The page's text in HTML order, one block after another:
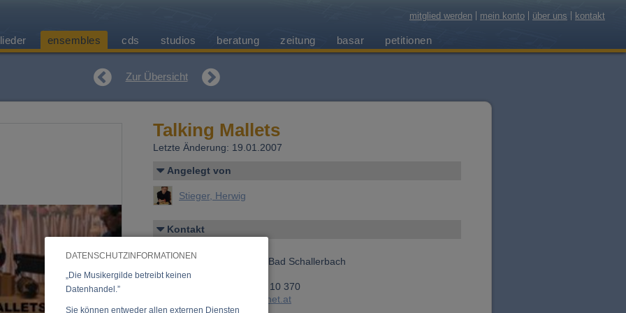
DATENSCHUTZINFORMATIONEN
„Die Musikergilde betreibt keinen
Datenhandel.”
Sie können entweder allen externen Diensten
mitglied werden mein konto über uns kontakt
ensembles cds studios beratung zeitung basar petitionen
Zur Übersicht
Talking Mallets
Letzte Änderung: 19.01.2007
Angelegt von
Stieger, Herwig
Kontakt
Weidenstraße 8/12, 4701 Bad Schallerbach
Österreich
Telefon 1: +43 (0)699 118 10 370
h.stieger@village-net.at